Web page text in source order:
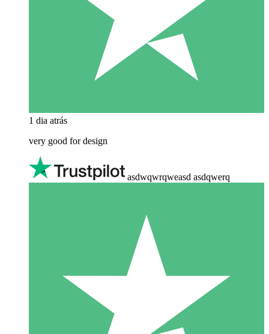
1 dia atrás
very good for design
asdwqwrqweasd asdqwerq